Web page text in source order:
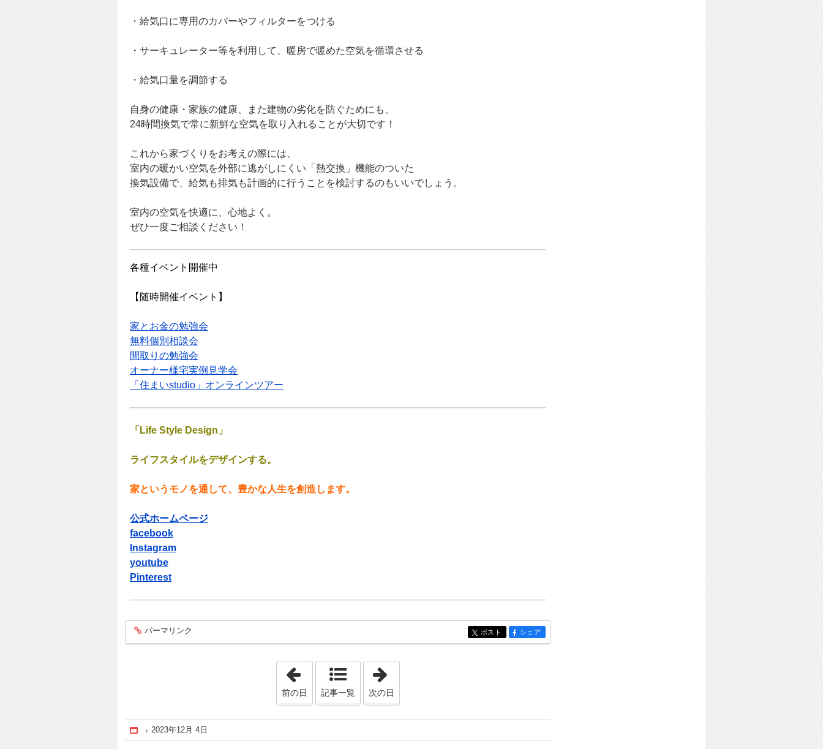
・給気口に専用のカバーやフィルターをつける
・サーキュレーター等を利用して、暖房で暖めた空気を循環させる
・給気口量を調節する
自身の健康・家族の健康、また建物の劣化を防ぐためにも、
24時間換気で常に新鮮な空気を取り入れることが大切です！
これから家づくりをお考えの際には、
室内の暖かい空気を外部に逃がしにくい「熱交換」機能のついた
換気設備で、給気も排気も計画的に行うことを検討するのもいいでしょう。
室内の空気を快適に、心地よく。
ぜひ一度ご相談ください！
各種イベント開催中
【随時開催イベント】
家とお金の勉強会
無料個別相談会
間取りの勉強会
オーナー様宅実例見学会
「住まいstudio」オンラインツアー
「Life Style Design」
ライフスタイルをデザインする。
家というモノを通して、豊かな人生を創造します。
公式ホームページ
facebook
Instagram
youtube
Pinterest
entry412
パーマリンク entry412
ポスト entry412
シェア
「2023年11月28日」
前の日 記事一覧 次の日
Home
2023年12月 4日